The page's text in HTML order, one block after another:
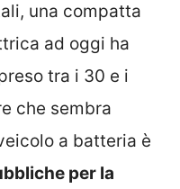
una compatta
ad oggi ha
tra i 30 e i
che sembra
a batteria è
per la